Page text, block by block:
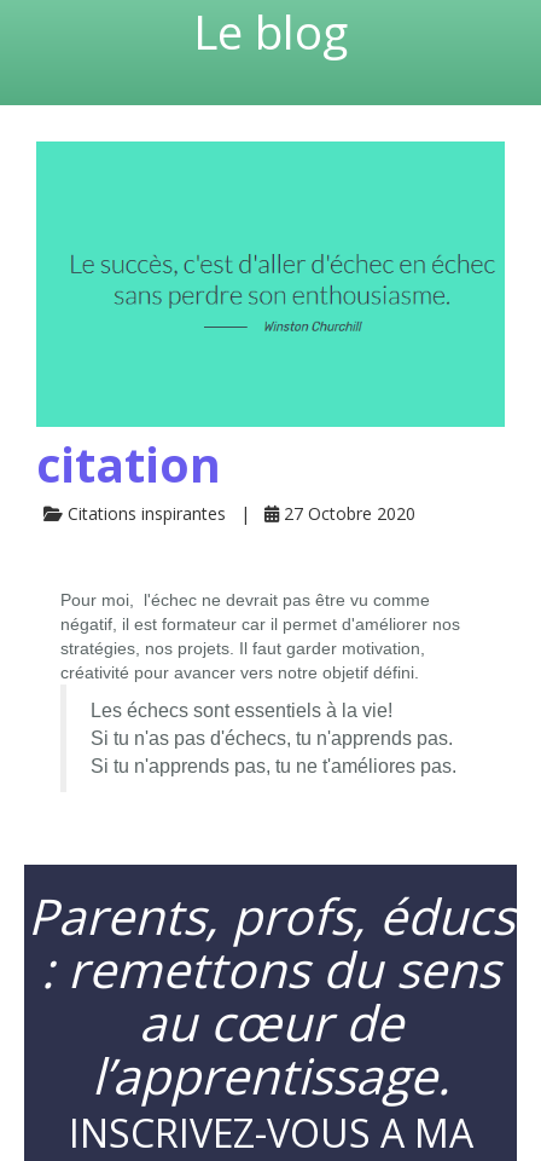
Le blog
citation
Citations inspirantes 27 Octobre 2020
Pour moi, l'échec ne devrait pas être vu comme
négatif, il est formateur car il permet d'améliorer nos
stratégies, nos projets. Il faut garder motivation,
créativité pour avancer vers notre objetif défini.
Les échecs sont essentiels à la vie!
Si tu n'as pas d'échecs, tu n'apprends pas.
Si tu n'apprends pas, tu ne t'améliores pas.
Parents, profs, éducs
: remettons du sens
au cœur de
l’apprentissage.
INSCRIVEZ-VOUS A MA